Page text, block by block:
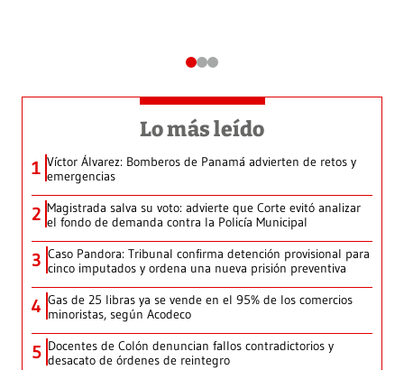
Lo más leído
1 Víctor Álvarez: Bomberos de Panamá advierten de retos y
emergencias
2 Magistrada salva su voto: advierte que Corte evitó analizar
el fondo de demanda contra la Policía Municipal
3 Caso Pandora: Tribunal confirma detención provisional para
cinco imputados y ordena una nueva prisión preventiva
4 Gas de 25 libras ya se vende en el 95% de los comercios
minoristas, según Acodeco
5 Docentes de Colón denuncian fallos contradictorios y
desacato de órdenes de reintegro